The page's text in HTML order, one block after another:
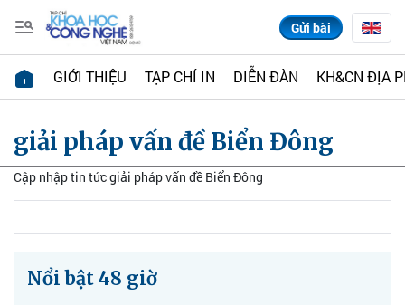
Gửi bài
GIỚI THIỆU TẠP CHÍ IN DIỄN ĐÀN KH&CN ĐỊA
giải pháp vấn đề Biển Đông
Cập nhập tin tức giải pháp vấn đề Biển Đông
Nổi bật 48 giờ